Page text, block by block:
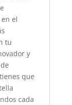
el
tu
y
que
cada